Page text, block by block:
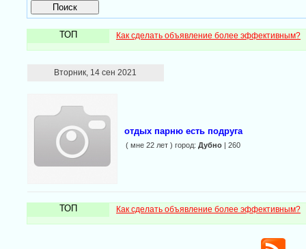
ТОП Как сделать объявление более эффективным?
Вторник, 14 сен 2021
отдых парню есть подруга
( мне 22 лет ) город: Дубно | 260
ТОП Как сделать объявление более эффективным?